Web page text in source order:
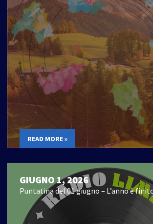
READ MORE »
GIUGNO 1, 2026
Puntatina del 01 giugno – L’anno è